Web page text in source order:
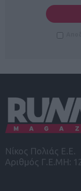
Νίκος Πολιάς Ε.Ε.
Αριθμός Γ.Ε.ΜΗ: